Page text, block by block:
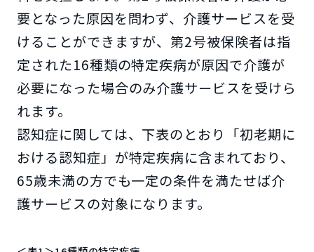
要となった原因を問わず、介護サービスを受
けることができますが、第2号被保険者は指
定された16種類の特定疾病が原因で介護が
必要になった場合のみ介護サービスを受けら
れます。
認知症に関しては、下表のとおり「初老期に
おける認知症」が特定疾病に含まれており、
65歳未満の方でも一定の条件を満たせば介
護サービスの対象になります。